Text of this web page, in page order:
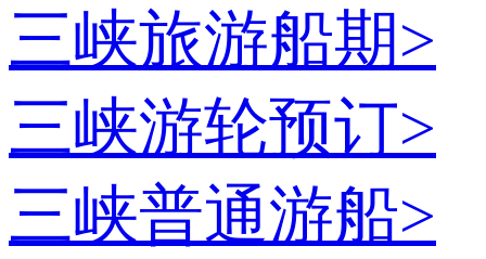
三峡旅游船期>
三峡游轮预订>
三峡普通游船>